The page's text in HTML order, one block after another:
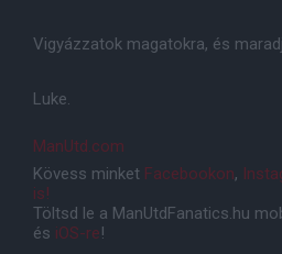
Vigyázzatok magatokra, és
Luke.
ManUtd.com
Kövess minket Facebookon,
is!
Töltsd le a ManUtdFanatics.hu
és iOS-re!